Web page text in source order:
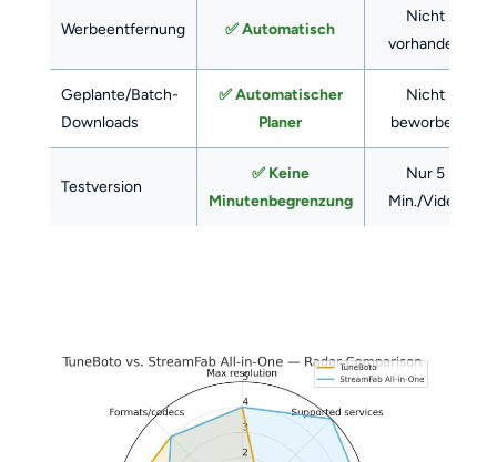
Werbeentfernung ✅ Automatisch
Nicht
vorhanden
Geplante/Batch-
Downloads
✅ Automatischer
Planer
Nicht
beworben
Testversion
✅ Keine
Minutenbegrenzung
Nur 5
Min./Video